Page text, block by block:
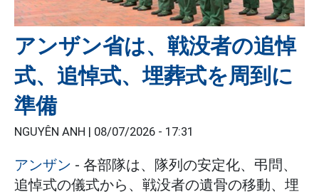
アンザン省は、戦没者の追悼
式、追悼式、埋葬式を周到に
準備
NGUYÊN ANH | 08/07/2026 - 17:31
アンザン - 各部隊は、隊列の安定化、弔問、
追悼式の儀式から、戦没者の遺骨の移動、埋